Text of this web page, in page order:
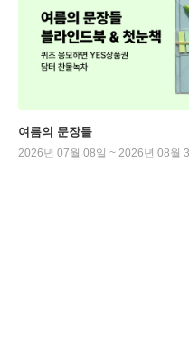
여름의 문장들
2026년 07월 08일 ~ 2026년 08월